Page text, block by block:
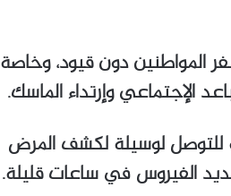
المواطنين دون قيود، وخاصة
الإجتماعي وإرتداء الماسك.
للتوصل لوسيلة لكشف المرض
الفيروس في ساعات قليلة.